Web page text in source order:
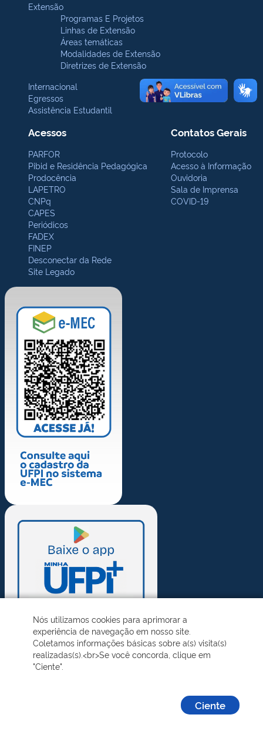
Extensão
Programas E Projetos
Linhas de Extensão
Áreas temáticas
Modalidades de Extensão
Diretrizes de Extensão
Internacional
Egressos
Assistência Estudantil
Acessos
PARFOR
Pibid e Residência Pedagógica
Prodocência
LAPETRO
CNPq
CAPES
Periódicos
FADEX
FINEP
Desconectar da Rede
Site Legado
Contatos Gerais
Protocolo
Acesso à Informação
Ouvidoria
Sala de Imprensa
COVID-19
Nós utilizamos cookies para aprimorar a
experiência de navegação em nosso site.
Coletamos informações básicas sobre a(s) visita(s)
realizadas(s).<br>Se você concorda, clique em
"Ciente".
Ciente